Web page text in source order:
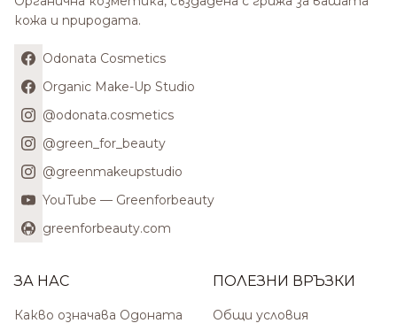
кожа и природата.
Odonata Cosmetics
Organic Make-Up Studio
@odonata.cosmetics
@green_for_beauty
@greenmakeupstudio
YouTube — Greenforbeauty
greenforbeauty.com
ЗА НАС
Какво означава Одоната
ПОЛЕЗНИ ВРЪЗКИ
Общи условия